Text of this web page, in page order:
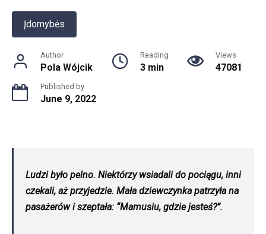
Įdomybės
Author
Pola Wójcik
Reading
3 min
Views
47081
Published by
June 9, 2022
Ludzi było pelno. Niektórzy wsiadali do pociągu, inni
czekali, aż przyjedzie. Mała dziewczynka patrzyła na
pasażerów i szeptała: “Mamusiu, gdzie jesteś?”.